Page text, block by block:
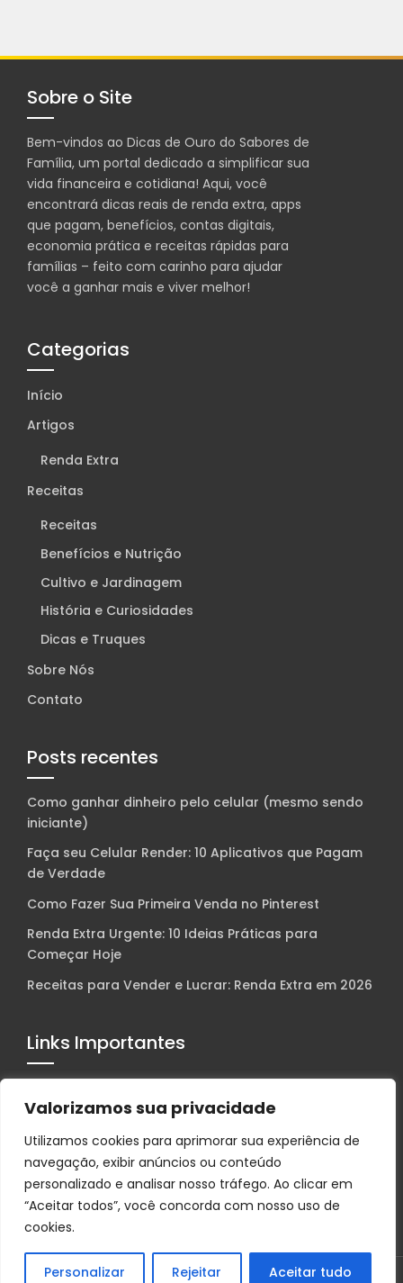
Valorizamos sua privacidade
Utilizamos cookies para aprimorar sua experiência de
navegação, exibir anúncios ou conteúdo
personalizado e analisar nosso tráfego. Ao clicar em
“Aceitar todos”, você concorda com nosso uso de
cookies.
Personalizar Rejeitar Aceitar tudo
Sobre o Site
Bem-vindos ao Dicas de Ouro do Sabores de
Família, um portal dedicado a simplificar sua
vida financeira e cotidiana! Aqui, você
encontrará dicas reais de renda extra, apps
que pagam, benefícios, contas digitais,
economia prática e receitas rápidas para
famílias – feito com carinho para ajudar
você a ganhar mais e viver melhor!
Categorias
Início
Artigos
Renda Extra
Receitas
Receitas
Benefícios e Nutrição
Cultivo e Jardinagem
História e Curiosidades
Dicas e Truques
Sobre Nós
Contato
Posts recentes
Como ganhar dinheiro pelo celular (mesmo sendo
iniciante)
Faça seu Celular Render: 10 Aplicativos que Pagam
de Verdade
Como Fazer Sua Primeira Venda no Pinterest
Renda Extra Urgente: 10 Ideias Práticas para
Começar Hoje
Receitas para Vender e Lucrar: Renda Extra em 2026
Links Importantes
Sobre Nós
Política de Privacidade
Termos e Condições
Aviso Legal